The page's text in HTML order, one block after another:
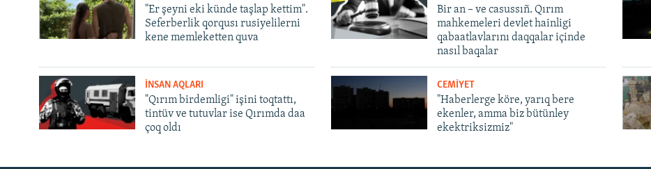
Русский
"Er şeyni eki künde taşlap kettim".
Seferberlik qorqusı rusiyelilerni
kene memleketten quva
Bir an – ve casussıñ. Qırım
mahkemeleri devlet hainligi
qabaatlavlarını daqqalar içinde
nasıl baqalar
İNSAN AQLARI
"Qırım birdemligi" işini toqtattı,
tintüv ve tutuvlar ise Qırımda daa
çoq oldı
CEMİYET
"Haberlerge köre, yarıq bere
ekenler, amma biz bütünley
ekektriksizmiz"